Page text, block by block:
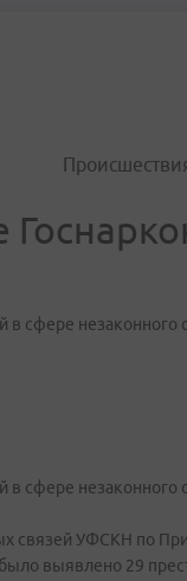
сфере незаконного
сфере незаконного
связей УФСКН по
выявлено 29